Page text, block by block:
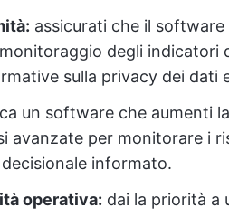
assicurati che il
degli indicatori
sulla privacy dei dati
un software che aumenti
avanzate per monitorare i
informato.
operativa: dai la priorità a